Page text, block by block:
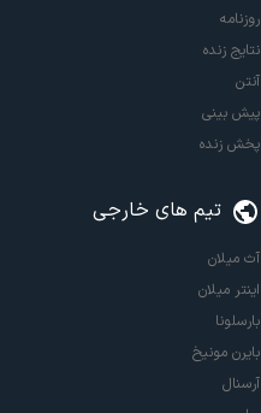
روزنامه
نتایج زنده
آنتن
پیش بینی
پخش زنده
تیم های خارجی
آث میلان
اینتر میلان
بارسلونا
بایرن مونیخ
آرسنال